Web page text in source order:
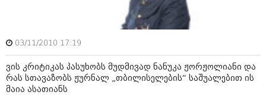
ბიზნესსიახლეები
გვარები
იუმორი
კალეიდოსკოპი
03/11/2010 17:19
ვის კრიტიკას პასუხობს მუდმივად ნანუკა ჟორჟოლიანი და
რას სთავაზობს ჟურნალ „თბილისელების“ საშუალებით ის
მაია ასათიანს